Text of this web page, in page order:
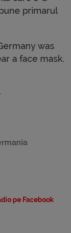
primarul
was
a face mask.
pe Facebook